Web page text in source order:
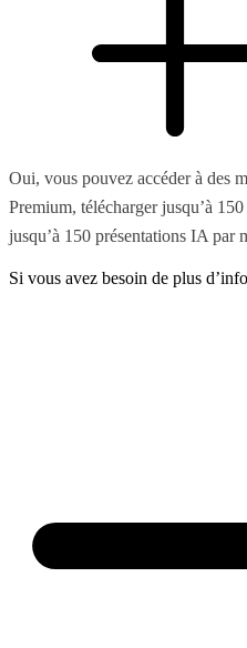
Oui, vous pouvez accéder à des
Premium, télécharger jusqu’à
jusqu’à 150 présentations IA par
Si vous avez besoin de plus